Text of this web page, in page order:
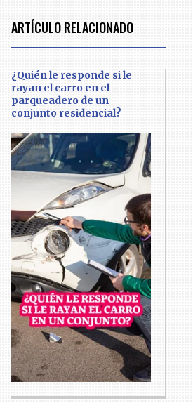
ARTÍCULO RELACIONADO
¿Quién le responde si le
rayan el carro en el
parqueadero de un
conjunto residencial?